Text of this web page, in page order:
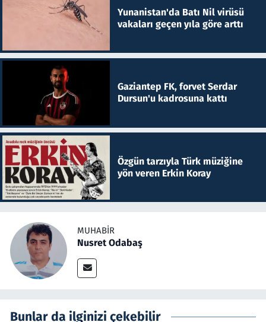
Yunanistan'da Batı Nil virüsü
vakaları geçen yıla göre arttı
Gaziantep FK, forvet Serdar
Dursun'u kadrosuna kattı
Özgün tarzıyla Türk müziğine
yön veren Erkin Koray
MUHABIR
Nusret Odabaş
Bunlar da ilginizi çekebilir